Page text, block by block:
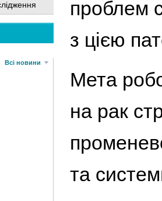
Всі новини
проблем
з цією
Мета
на рак
та